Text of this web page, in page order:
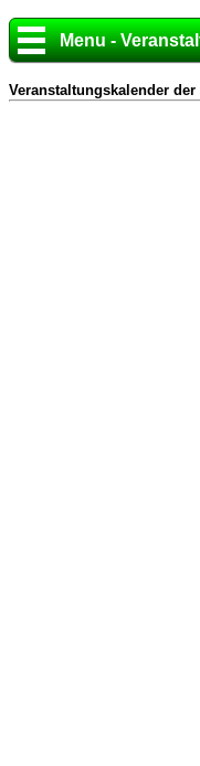
Menu -
Veranstaltungskalender